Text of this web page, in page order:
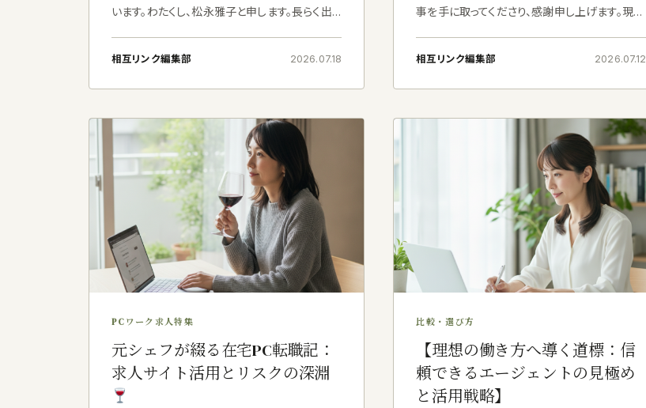
います。わたくし、松永雅子と申します。長らく出
トとして筆を執っております。&#
相互リンク編集部 2026.07.18
事を手に取ってくださり、感謝申し上げます。現在
理の腕を揮うシェフでありました。しかし
相互リンク編集部 2026.07.12
PCワーク求人特集
元シェフが綴る在宅PC転職記：
求人サイト活用とリスクの深淵
比較・選び方
【理想の働き方へ導く道標：信
頼できるエージェントの見極め
と活用戦略】